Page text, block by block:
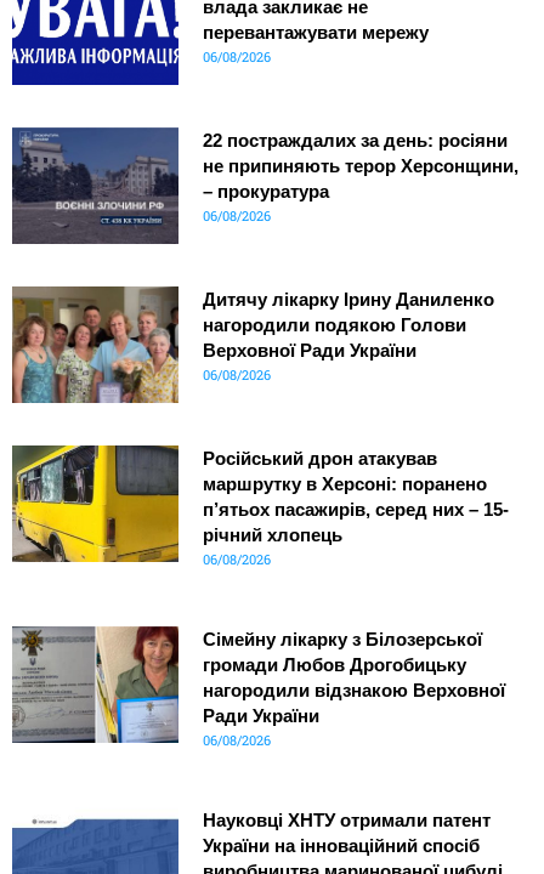
влада закликає не
перевантажувати мережу
06/08/2026
22 постраждалих за день: росіяни
не припиняють терор Херсонщини,
– прокуратура
06/08/2026
Дитячу лікарку Ірину Даниленко
нагородили подякою Голови
Верховної Ради України
06/08/2026
Російський дрон атакував
маршрутку в Херсоні: поранено
п’ятьох пасажирів, серед них – 15-
річний хлопець
06/08/2026
Сімейну лікарку з Білозерської
громади Любов Дрогобицьку
нагородили відзнакою Верховної
Ради України
06/08/2026
Науковці ХНТУ отримали патент
України на інноваційний спосіб